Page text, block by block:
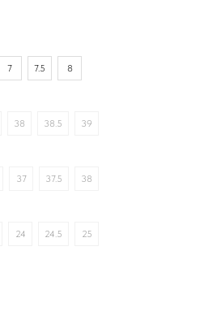
7 7.5 8
38 38.5 39
37 37.5 38
24 24.5 25